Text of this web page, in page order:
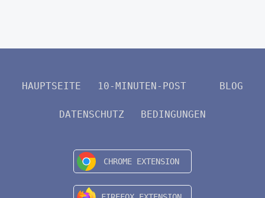
HAUPTSEITE 10-MINUTEN-POST BLOG
DATENSCHUTZ BEDINGUNGEN